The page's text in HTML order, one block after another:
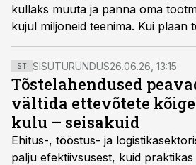
kullaks muuta ja panna oma
kujul miljoneid teenima. Kui plaan teostub, oleks
tegemist
ST SISUTURUNDUS26.06.26, 13:15
Tõstelahendused
vältida ettevõtete
kulu – seisakuid
Ehitus-, tööstus- ja
palju efektiivsusest, kuid